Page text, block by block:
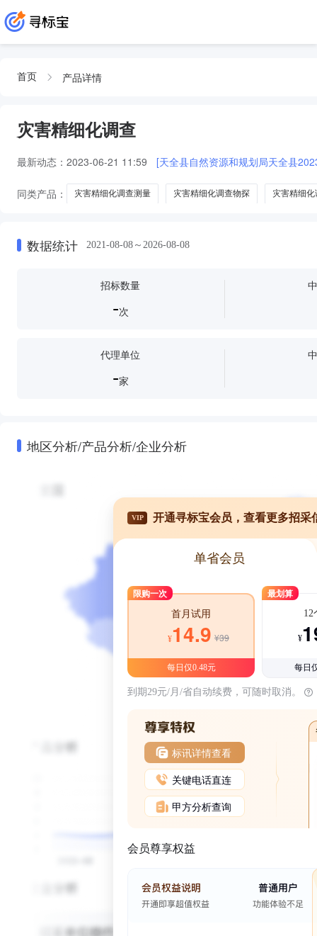
首页 产品详情
灾害精细化调查
最新动态： 2023-06-21 11:59 [天全县自然资源和规划局天全县
同类产品： 灾害精细化调查测量 灾害精细化调查物探 灾害精细
数据统计 2021-08-08～2026-08-08
招标数量
-次
代理单位
-家
地区分析/产品分析/企业分析
VIP 开通寻标宝会员，查看更多招采
单省会员
限购一次
首月试用
¥14.9 ¥39
每日仅0.48元
最划算
12
¥
每日
到期29元/月/省自动续费，可随时取消。
标讯详情查看
关键电话直连
甲方分析查询
会员尊享权益